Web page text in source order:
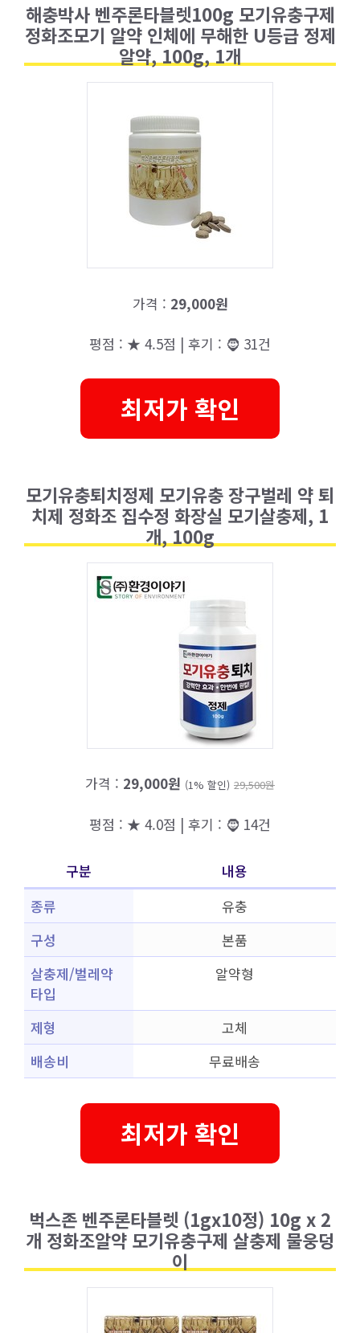
해충박사 벤주론타블렛100g 모기유충구제
정화조모기 알약 인체에 무해한 U등급 정제
알약, 100g, 1개
가격 : 29,000원
평점 : ★ 4.5점 | 후기 : 🧔 31건
최저가 확인
모기유충퇴치정제 모기유충 장구벌레 약 퇴
치제 정화조 집수정 화장실 모기살충제, 1
개, 100g
가격 : 29,000원 (1% 할인) 29,500원
평점 : ★ 4.0점 | 후기 : 🧔 14건
구분
내용
종류
유충
구성
본품
살충제/벌레약
타입
알약형
제형
고체
배송비
무료배송
최저가 확인
벅스존 벤주론타블렛 (1gx10정) 10g x 2
개 정화조알약 모기유충구제 살충제 물웅덩
이